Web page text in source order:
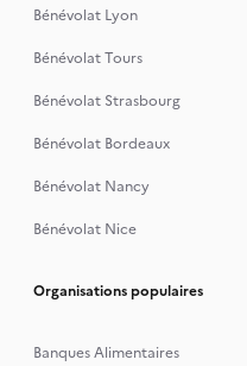
Bénévolat Lyon
Bénévolat Tours
Bénévolat Strasbourg
Bénévolat Bordeaux
Bénévolat Nancy
Bénévolat Nice
Organisations populaires
Banques Alimentaires